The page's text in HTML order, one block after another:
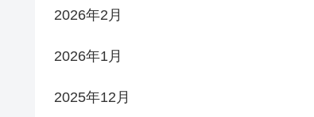
2026年2月
2026年1月
2025年12月